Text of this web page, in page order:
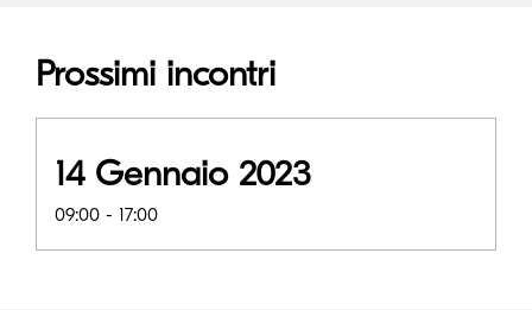
Prossimi incontri
14 Gennaio 2023
09:00 - 17:00